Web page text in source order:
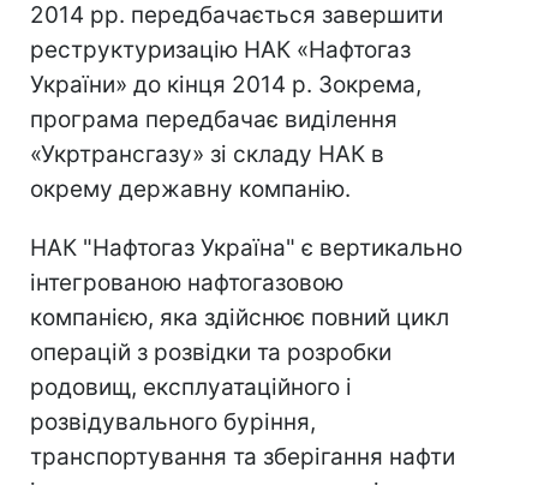
2014 рр. передбачається завершити
реструктуризацію НАК «Нафтогаз
України» до кінця 2014 р. Зокрема,
програма передбачає виділення
«Укртрансгазу» зі складу НАК в
окрему державну компанію.
НАК "Нафтогаз Україна" є вертикально
інтегрованою нафтогазовою
компанією, яка здійснює повний цикл
операцій з розвідки та розробки
родовищ, експлуатаційного і
розвідувального буріння,
транспортування та зберігання нафти